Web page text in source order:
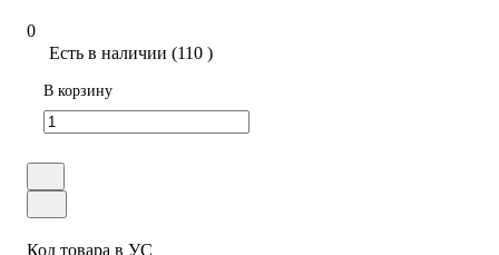
0
Есть в наличии (110 )
В корзину
Код товара в УС